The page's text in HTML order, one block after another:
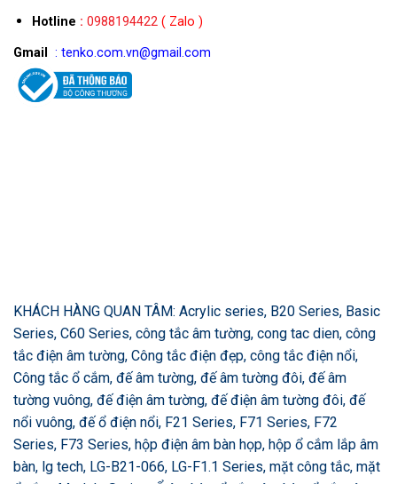
Hotline : 0988194422( Zalo )
Gmail : tenko.com.vn@gmail.com
KHÁCH HÀNG QUAN TÂM: Acrylic series, B20 Series, Basic
Series, C60 Series, công tắc âm tường, cong tac dien, công
tắc điện âm tường, Công tắc điện đẹp, công tắc điện nổi,
Công tắc ổ cắm, đế âm tường, đế âm tường đôi, đế âm
tường vuông, đế điện âm tường, đế điện âm tường đôi, đế
nổi vuông, đế ổ điện nổi, F21 Series, F71 Series, F72
Series, F73 Series, hộp điện âm bàn họp, hộp ổ cắm lắp âm
bàn, lg tech, LG-B21-066, LG-F1.1 Series, mặt công tắc, mặt